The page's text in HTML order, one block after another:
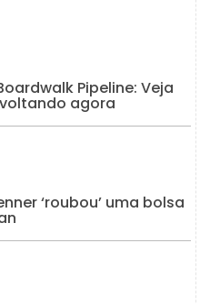
Pipeline: Veja
agora
‘roubou’ uma bolsa